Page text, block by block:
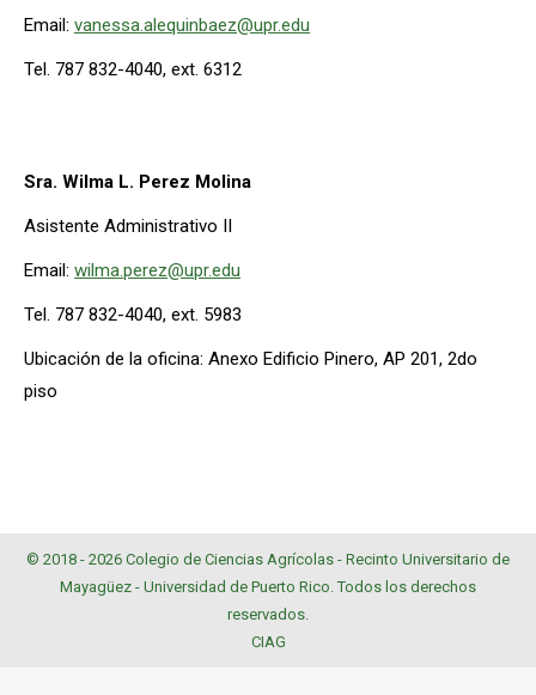
Email: vanessa.alequinbaez@upr.edu
Tel. 787 832-4040, ext. 6312
Sra. Wilma L. Perez Molina
Asistente Administrativo II
Email: wilma.perez@upr.edu
Tel. 787 832-4040, ext. 5983
Ubicación de la oficina: Anexo Edificio Pinero, AP 201, 2do
piso
© 2018 - 2026 Colegio de Ciencias Agrícolas - Recinto Universitario de
Mayagüez - Universidad de Puerto Rico. Todos los derechos
reservados.
CIAG